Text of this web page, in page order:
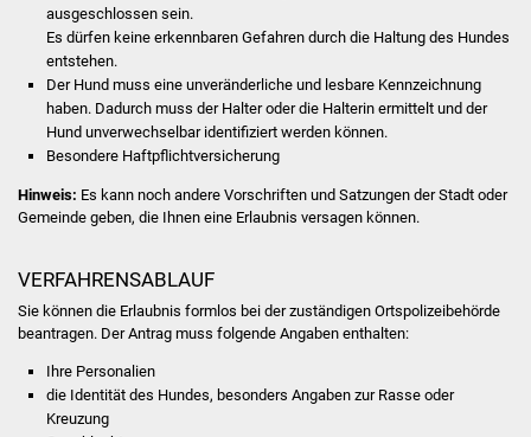
Bildung
Schulen
Kolping-Musikschule
Soziale Einrichtungen
ausgeschlossen sein.
Es dürfen keine erkennbaren Gefahren durch die Haltung des Hundes
entstehen.
Der Hund muss eine unveränderliche und lesbare Kennzeichnung
haben. Dadurch muss der Halter oder die Halterin ermittelt und der
Hund unverwechselbar identifiziert werden können.
Besondere Haftpflichtversicherung
Hinweis: Es kann noch andere Vorschriften und Satzungen der Stadt oder
Gemeinde geben, die Ihnen eine Erlaubnis versagen können.
VERFAHRENSABLAUF
Sie können die Erlaubnis formlos bei der zuständigen Ortspolizeibehörde
beantragen. Der Antrag muss folgende Angaben enthalten:
Ihre Personalien
die Identität des Hundes, besonders Angaben zur Rasse oder
Kreuzung